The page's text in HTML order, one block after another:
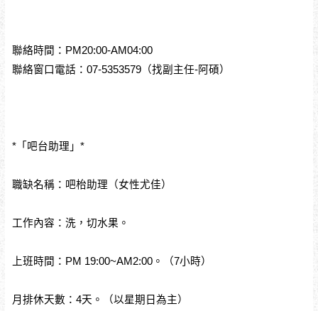
聯絡時間：PM20:00-AM04:00
聯絡窗口電話：07-5353579（找副主任-阿碩）
*「吧台助理」*
職缺名稱：吧枱助理（女性尤佳）
工作內容：洗，切水果。
上班時間：PM 19:00~AM2:00。（7小時）
月排休天數：4天。（以星期日為主）